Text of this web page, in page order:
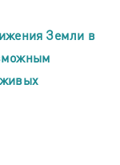
Земли в